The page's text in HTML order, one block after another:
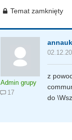
Temat zamknięty
Admin grupy
17
annauk
z
do